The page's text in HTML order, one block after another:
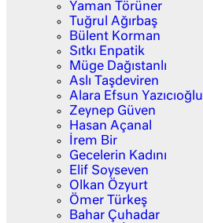
Yaman Törüner
Tuğrul Ağırbaş
Bülent Korman
Sıtkı Enpatik
Müge Dağıstanlı
Aslı Taşdeviren
Alara Efsun Yazıcıoğlu
Zeynep Güven
Hasan Açanal
İrem Bir
Gecelerin Kadını
Elif Soyseven
Olkan Özyurt
Ömer Türkeş
Bahar Çuhadar